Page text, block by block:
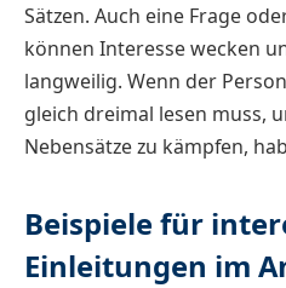
Sätzen. Auch eine Frage
können Interesse wecken
langweilig. Wenn der
gleich dreimal lesen muss,
Nebensätze zu kämpfen,
Beispiele für
Einleitungen im